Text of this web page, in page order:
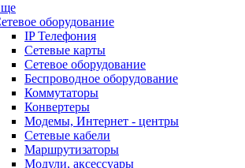
оборудование
IP Телефония
Сетевые карты
Сетевое оборудование
Беспроводное оборудование
Коммутаторы
Конвертеры
Модемы, Интернет - центры
Сетевые кабели
Маршрутизаторы
Модули, аксессуары